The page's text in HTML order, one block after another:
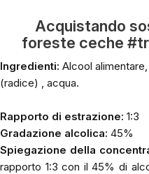
Acquistando
foreste ceche
Ingredienti: Alcool alimentare,
(radice) , acqua.
Rapporto di estrazione: 1:3
Gradazione alcolica: 45%
Spiegazione della
rapporto 1:3 con il 45% di